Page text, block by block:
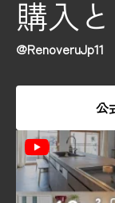
購入
@RenoveruJp11
公